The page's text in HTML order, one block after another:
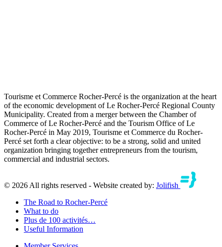
Tourisme et Commerce Rocher-Percé is the organization at the heart
of the economic development of Le Rocher-Percé Regional County
Municipality. Created from a merger between the Chamber of
Commerce of Le Rocher-Percé and the Tourism Office of Le
Rocher-Percé in May 2019, Tourisme et Commerce du Rocher-
Percé set forth a clear objective: to be a strong, solid and united
organization bringing together entrepreneurs from the tourism,
commercial and industrial sectors.
© 2026 All rights reserved - Website created by: Jolifish
The Road to Rocher-Percé
What to do
Plus de 100 activités…
Useful Information